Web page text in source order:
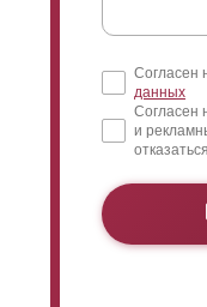
Согласен
данных
Согласен
и